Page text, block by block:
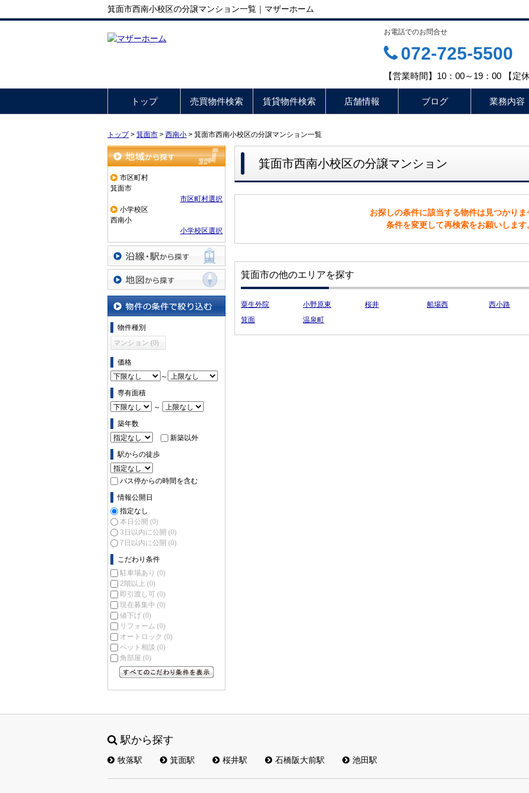
箕面市西南小校区の分譲マンション一覧｜マザーホーム
お電話でのお問合せ
072-725-5500
【営業時間】10：00～19：00 【定
トップ 売買物件検索 賃貸物件検索 店舗情報 ブログ 業務内容
トップ> 箕面市 > 西南小 > 箕面市西南小校区の分譲マンション一覧
地域から探す
市区町村
箕面市
市区町村選択
小学校区
西南小
小学校区選択
沿線・駅から探す
地図から探す
物件の条件で絞り込む
物件種別
マンション (0)
価格
～
専有面積
～
築年数
新築以外
駅からの徒歩
バス停からの時間を含む
情報公開日
指定なし
本日公開 (0)
3日以内に公開 (0)
7日以内に公開 (0)
こだわり条件
駐車場あり (0)
2階以上 (0)
即引渡し可 (0)
現在募集中 (0)
値下げ (0)
リフォーム (0)
オートロック (0)
ペット相談 (0)
角部屋 (0)
箕面市西南小校区の分譲マンション
お探しの条件に該当する物件は見つかりま
条件を変更して再検索をお願いします
箕面市の他のエリアを探す
粟生外院 小野原東 桜井 船場西 西小路
箕面
温泉町
駅から探す
牧落駅 箕面駅 桜井駅 石橋阪大前駅 池田駅